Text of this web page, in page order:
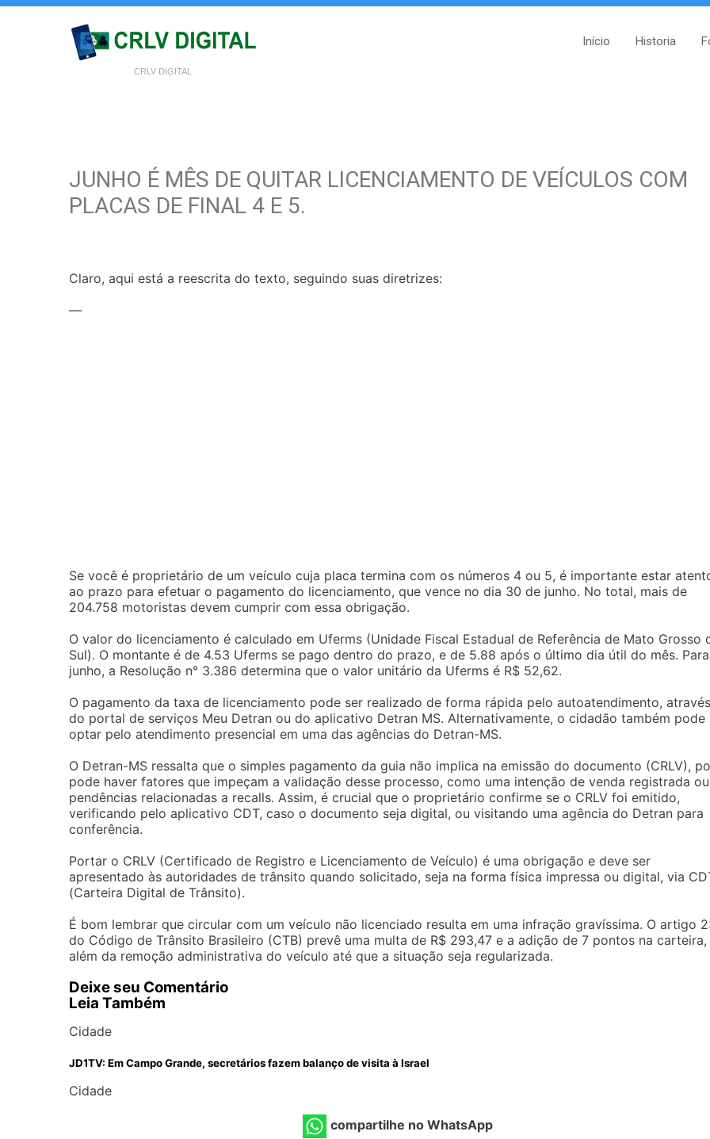
CRLV DIGITAL
Início Historia
JUNHO É MÊS DE QUITAR LICENCIAMENTO DE VEÍCULOS COM
PLACAS DE FINAL 4 E 5.
Claro, aqui está a reescrita do texto, seguindo suas diretrizes:
—
Se você é proprietário de um veículo cuja placa termina com os números 4 ou 5, é importante estar
ao prazo para efetuar o pagamento do licenciamento, que vence no dia 30 de junho. No total, mais de
204.758 motoristas devem cumprir com essa obrigação.
O valor do licenciamento é calculado em Uferms (Unidade Fiscal Estadual de Referência de Mato Grosso
Sul). O montante é de 4.53 Uferms se pago dentro do prazo, e de 5.88 após o último dia útil do mês. Para
junho, a Resolução n° 3.386 determina que o valor unitário da Uferms é R$ 52,62.
O pagamento da taxa de licenciamento pode ser realizado de forma rápida pelo autoatendimento, através
do portal de serviços Meu Detran ou do aplicativo Detran MS. Alternativamente, o cidadão também pode
optar pelo atendimento presencial em uma das agências do Detran-MS.
O Detran-MS ressalta que o simples pagamento da guia não implica na emissão do documento (CRLV),
pode haver fatores que impeçam a validação desse processo, como uma intenção de venda registrada ou
pendências relacionadas a recalls. Assim, é crucial que o proprietário confirme se o CRLV foi emitido,
verificando pelo aplicativo CDT, caso o documento seja digital, ou visitando uma agência do Detran para
conferência.
Portar o CRLV (Certificado de Registro e Licenciamento de Veículo) é uma obrigação e deve ser
apresentado às autoridades de trânsito quando solicitado, seja na forma física impressa ou digital, via
(Carteira Digital de Trânsito).
É bom lembrar que circular com um veículo não licenciado resulta em uma infração gravíssima. O artigo
do Código de Trânsito Brasileiro (CTB) prevê uma multa de R$ 293,47 e a adição de 7 pontos na carteira,
além da remoção administrativa do veículo até que a situação seja regularizada.
Deixe seu Comentário
Leia Também
Cidade
JD1TV: Em Campo Grande, secretários fazem balanço de visita à Israel
Cidade
compartilhe no WhatsApp